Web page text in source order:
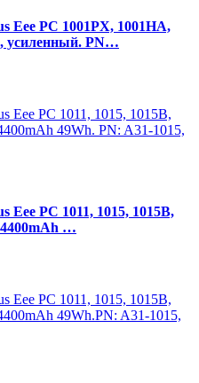
Eee PC 1001PX, 1001HA,
усиленный. PN…
Eee PC 1011, 1015, 1015B,
4400mAh …